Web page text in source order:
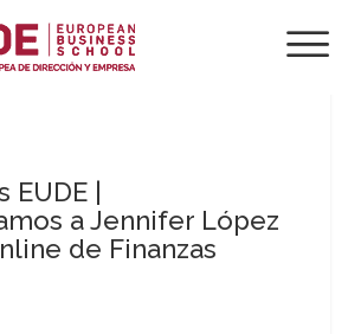
EUDE |
a Jennifer López
de Finanzas